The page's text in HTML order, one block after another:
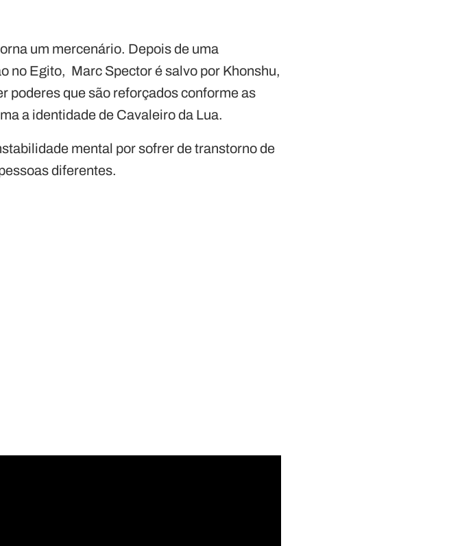
um mercenário. Depois de uma
no Egito, Marc Spector é salvo por Khonshu,
poderes que são reforçados conforme as
a identidade de Cavaleiro da Lua.
mental por sofrer de transtorno de
diferentes.